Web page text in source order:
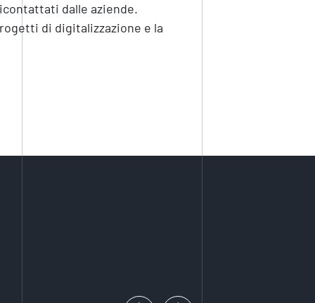
dalle aziende.
di digitalizzazione e la